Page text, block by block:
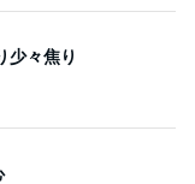
少々焦り